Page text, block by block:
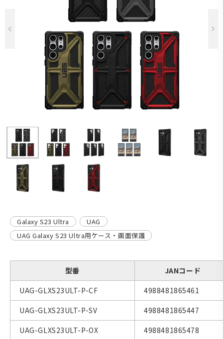
Previous
Galaxy S23 Ultra
UAG
UAG Galaxy S23 Ultra用ケース・画面保護
型番
JANコード
UAG-GLXS23ULT-P-CF
4988481865461
UAG-GLXS23ULT-P-SV
4988481865447
UAG-GLXS23ULT-P-OX
4988481865478